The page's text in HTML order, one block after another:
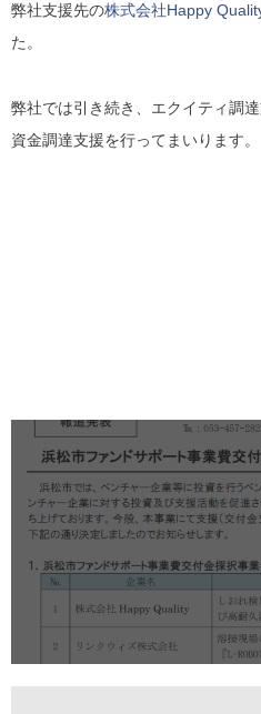
弊社支援先の株式会社Happy
た。
弊社では引き続き、エクイティ調
資金調達支援を行ってまいります。